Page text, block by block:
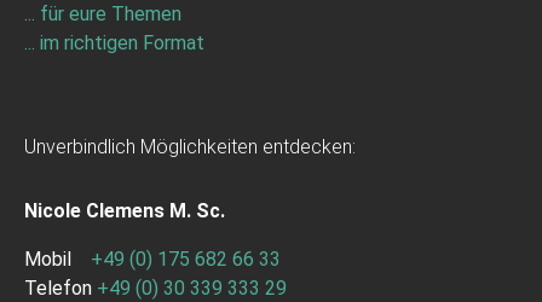
... für eure Themen
... im richtigen Format
Unverbindlich Möglichkeiten entdecken:
Nicole Clemens M. Sc.
Mobil +49 (0) 175 682 66 33
Telefon +49 (0) 30 339 333 29